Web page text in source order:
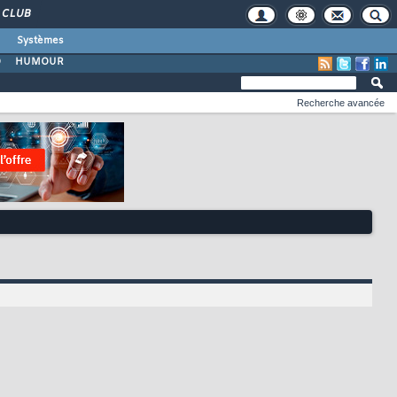
CLUB
Systèmes
HUMOUR
Recherche avancée